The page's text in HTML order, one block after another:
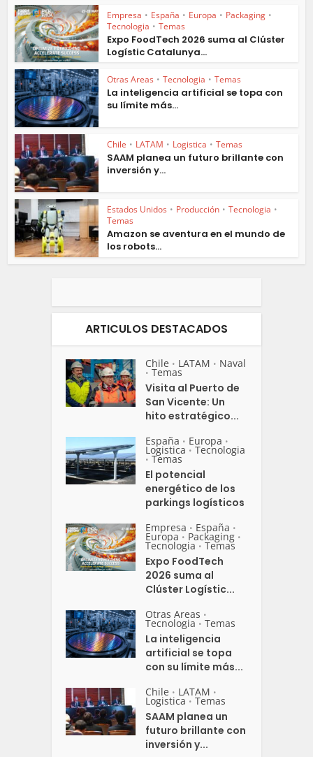
Empresa • España • Europa • Packaging •
Tecnologia • Temas
Expo FoodTech 2026 suma al Clúster
Logístic Catalunya...
Otras Areas • Tecnologia • Temas
La inteligencia artificial se topa con
su límite más...
Chile • LATAM • Logistica • Temas
SAAM planea un futuro brillante con
inversión y...
Estados Unidos • Producción • Tecnologia •
Temas
Amazon se aventura en el mundo de
los robots...
ARTICULOS DESTACADOS
Chile • LATAM • Naval
• Temas
Visita al Puerto de
San Vicente: Un
hito estratégico...
España • Europa •
Logistica • Tecnologia
• Temas
El potencial
energético de los
parkings logísticos
Empresa • España •
Europa • Packaging •
Tecnologia • Temas
Expo FoodTech
2026 suma al
Clúster Logístic...
Otras Areas •
Tecnologia • Temas
La inteligencia
artificial se topa
con su límite más...
Chile • LATAM •
Logistica • Temas
SAAM planea un
futuro brillante con
inversión y...